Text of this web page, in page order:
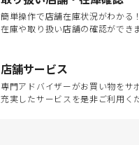
簡単操作で店舗在庫状況がわかる
在庫や取り扱い店舗の確認ができま
店舗サービス
専門アドバイザーがお買い物をサ
充実したサービスを是非ご利用く